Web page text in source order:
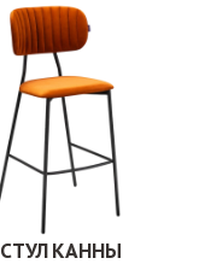
СТУЛ КАННЫ